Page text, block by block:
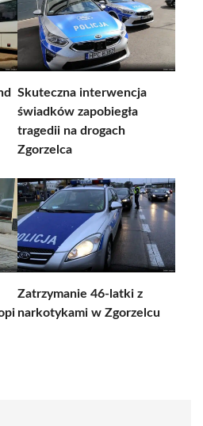
Skuteczna interwencja
świadków zapobiegła
tragedii na drogach
Zgorzelca
Zatrzymanie 46-latki z
narkotykami w Zgorzelcu